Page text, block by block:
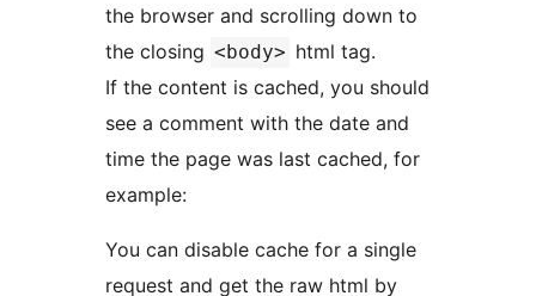
the browser and scrolling down to
the closing <body> html tag.
If the content is cached, you should
see a comment with the date and
time the page was last cached, for
example:
You can disable cache for a single
request and get the raw html by